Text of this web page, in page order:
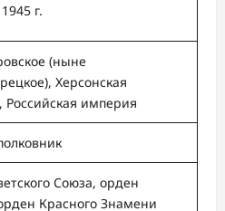
г.
(ныне
Херсонская
Российская империя
Союза, орден
Красного Знамени